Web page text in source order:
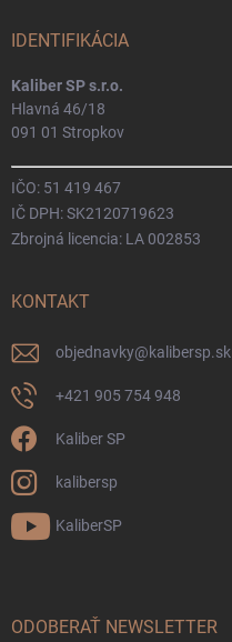
IDENTIFIKÁCIA
Kaliber SP s.r.o.
Hlavná 46/18
091 01 Stropkov
IČO: 51 419 467
IČ DPH: SK2120719623
Zbrojná licencia: LA 002853
KONTAKT
objednavky@kalibersp.sk
+421 905 754 948
Kaliber SP
kalibersp
KaliberSP
ODOBERAŤ NEWSLETTER